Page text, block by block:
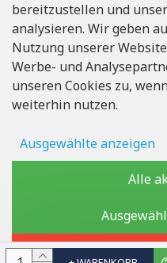
RITONE SIA
Umsatzsteuer-
Rechtsadresse:
Copyright © 2019 - 2026,
bereitzustellen und
analysieren. Wir geben
Nutzung unserer
Werbe- und
unseren Cookies zu,
weiterhin nutzen.
Ausgewählte anzeigen
Personalisierung von
Alle